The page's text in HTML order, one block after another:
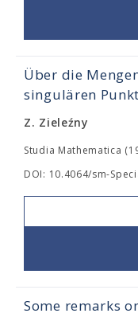
Über die
singulären
Z. Zieleźny
Studia Mathematica
DOI: 10.4064/sm-
Some remarks